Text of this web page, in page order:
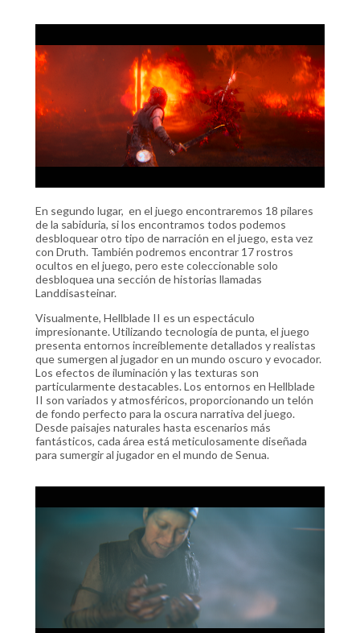
En segundo lugar, en el juego encontraremos 18 pilares
de la sabiduria, si los encontramos todos podemos
desbloquear otro tipo de narración en el juego, esta vez
con Druth. También podremos encontrar 17 rostros
ocultos en el juego, pero este coleccionable solo
desbloquea una sección de historias llamadas
Landdisasteinar.
Visualmente, Hellblade II es un espectáculo
impresionante. Utilizando tecnología de punta, el juego
presenta entornos increíblemente detallados y realistas
que sumergen al jugador en un mundo oscuro y evocador.
Los efectos de iluminación y las texturas son
particularmente destacables​. Los entornos en Hellblade
II son variados y atmosféricos, proporcionando un telón
de fondo perfecto para la oscura narrativa del juego.
Desde paisajes naturales hasta escenarios más
fantásticos, cada área está meticulosamente diseñada
para sumergir al jugador en el mundo de Senua.